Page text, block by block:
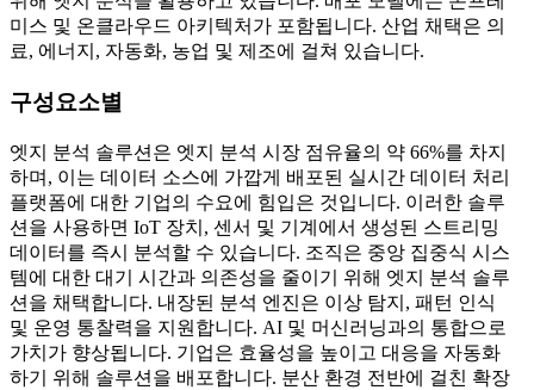
미스 및 온클라우드 아키텍처가 포함됩니다. 산업 채택은 의
료, 에너지, 자동화, 농업 및 제조에 걸쳐 있습니다.
구성요소별
엣지 분석 솔루션은 엣지 분석 시장 점유율의 약 66%를 차지
하며, 이는 데이터 소스에 가깝게 배포된 실시간 데이터 처리
플랫폼에 대한 기업의 수요에 힘입은 것입니다. 이러한 솔루
션을 사용하면 IoT 장치, 센서 및 기계에서 생성된 스트리밍
데이터를 즉시 분석할 수 있습니다. 조직은 중앙 집중식 시스
템에 대한 대기 시간과 의존성을 줄이기 위해 엣지 분석 솔루
션을 채택합니다. 내장된 분석 엔진은 이상 탐지, 패턴 인식
및 운영 통찰력을 지원합니다. AI 및 머신러닝과의 통합으로
가치가 향상됩니다. 기업은 효율성을 높이고 대응을 자동화
하기 위해 솔루션을 배포합니다. 분산 환경 전반에 걸친 확장